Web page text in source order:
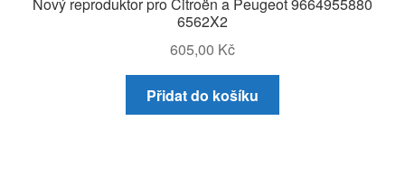
6562X2
605,00 Kč
Přidat do košíku